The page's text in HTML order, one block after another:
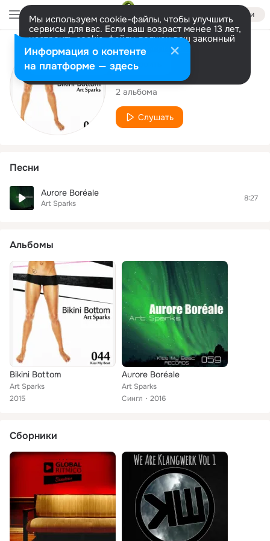
Войти
Мы используем cookie-файлы, чтобы улучшить
сервисы для вас. Если ваш возраст менее 13 лет,
настроить cookie-файлы должен ваш законный
представитель. Больше информации
Разрешить все Настроить
Исполнитель
Art Sparks
2 альбома
Слушать
Песни
Aurore Boréale
Art Sparks
8:27
Альбомы
Bikini Bottom
Art Sparks
2015
Aurore Boréale
Art Sparks
Сингл
2016
Сборники
Информация о контенте
на платформе — здесь